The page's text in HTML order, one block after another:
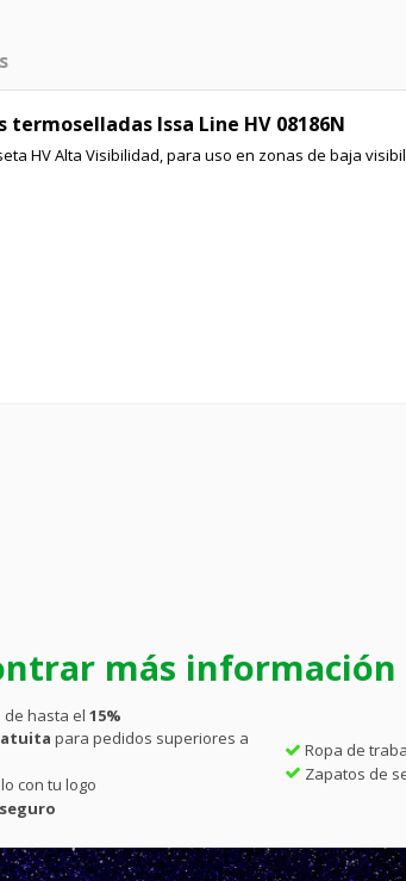
Issa Line HV 08186N
HV Alta Visibilidad, para uso en zonas de baja
más
hasta el 15%
para pedidos superiores a
con tu logo
Ropa de
Zapatos de